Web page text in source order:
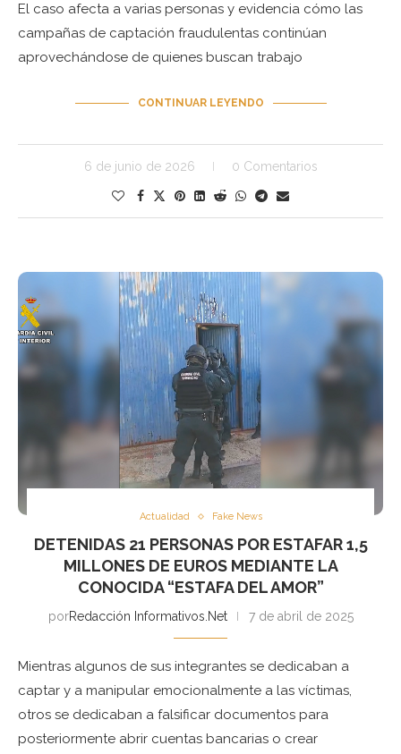
El caso afecta a varias personas y evidencia cómo las
campañas de captación fraudulentas continúan
aprovechándose de quienes buscan trabajo
CONTINUAR LEYENDO
6 de junio de 2026 0 Comentarios
Actualidad Fake News
DETENIDAS 21 PERSONAS POR ESTAFAR 1,5
MILLONES DE EUROS MEDIANTE LA
CONOCIDA “ESTAFA DEL AMOR”
porRedacción Informativos.Net 7 de abril de 2025
Mientras algunos de sus integrantes se dedicaban a
captar y a manipular emocionalmente a las víctimas,
otros se dedicaban a falsificar documentos para
posteriormente abrir cuentas bancarias o crear